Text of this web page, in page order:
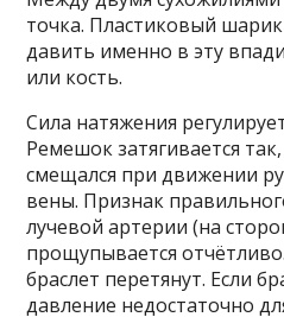
точка. Пластиковый
давить именно в эту
или кость.
Сила натяжения
Ремешок затягивается
смещался при движении
вены. Признак
лучевой артерии (на
прощупывается
браслет перетянут. Если
давление недостаточно